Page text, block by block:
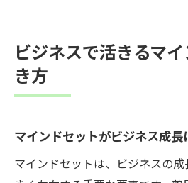
マインドセットを変え
マインドセット向上に
ストーリーを描く力が現場
ストーリーを描く力が
ビジネスで活きるマ
き方
マインドセットがビジネス成長
マインドセットは、ビジネスの